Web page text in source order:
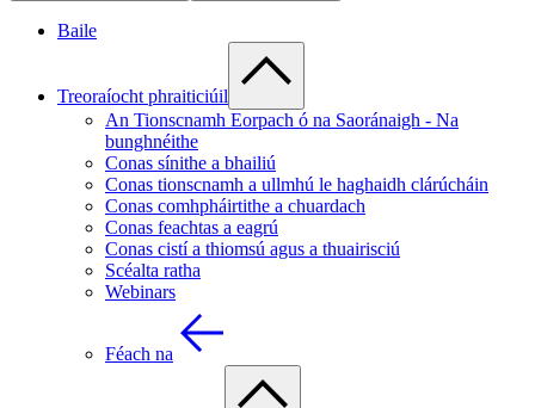
Baile
Treoraíocht phraiticiúil
An Tionscnamh Eorpach ó na Saoránaigh - Na
bunghnéithe
Conas sínithe a bhailiú
Conas tionscnamh a ullmhú le haghaidh clárúcháin
Conas comhpháirtithe a chuardach
Conas feachtas a eagrú
Conas cistí a thiomsú agus a thuairisciú
Scéalta ratha
Webinars
Féach na